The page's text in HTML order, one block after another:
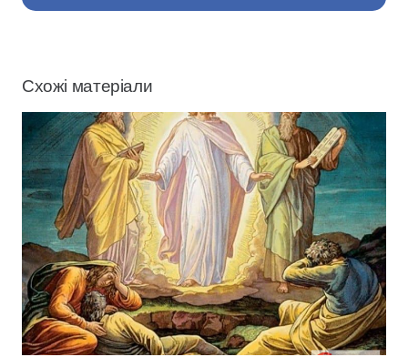
Схожі матеріали